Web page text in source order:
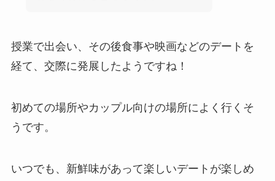
授業で出会い、その後食事や映画などのデートを
経て、交際に発展したようですね！
初めての場所やカップル向けの場所によく行くそ
うです。
いつでも、新鮮味があって楽しいデートが楽しめ